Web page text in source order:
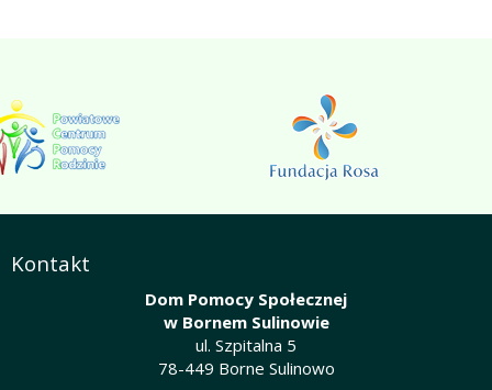
Kontakt
Dom Pomocy Społecznej
w Bornem Sulinowie
ul. Szpitalna 5
78-449 Borne Sulinowo